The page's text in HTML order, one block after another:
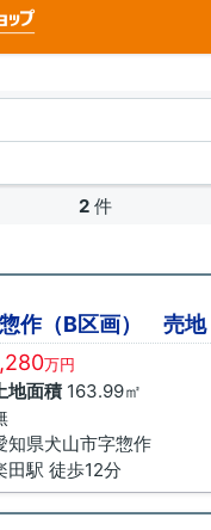
2 件
作（B区画） 売地
万円
地面積163.99㎡
知県犬山市字惣作
田駅 徒歩12分